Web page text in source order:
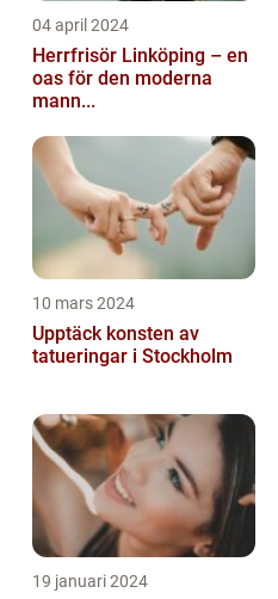
04 april 2024
Herrfrisör Linköping – en
oas för den moderna
mann...
10 mars 2024
Upptäck konsten av
tatueringar i Stockholm
19 januari 2024